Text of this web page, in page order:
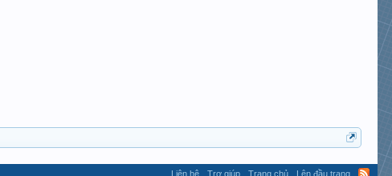
Liên hệ Trợ giúp Trang chủ Lên đầu trang